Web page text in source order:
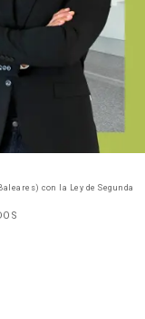
con la Ley de Segunda